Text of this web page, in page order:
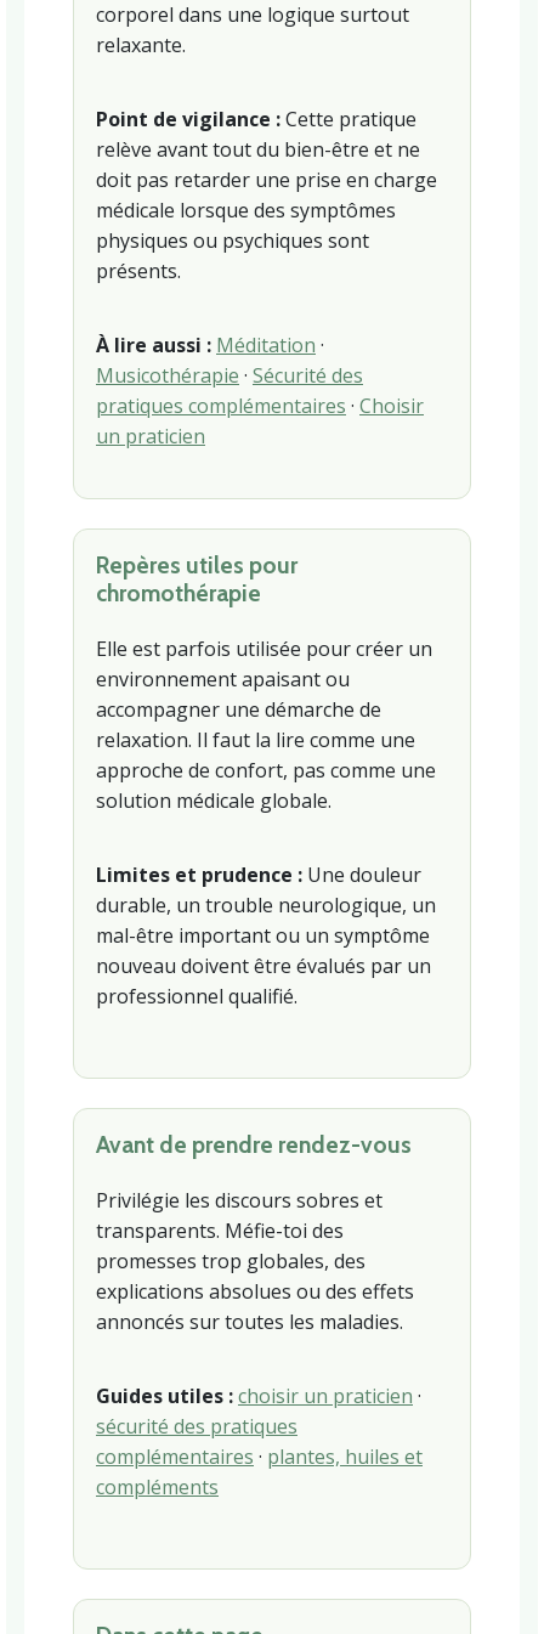
corporel dans une logique surtout
relaxante.
Point de vigilance :Cette pratique
relève avant tout du bien-être et ne
doit pas retarder une prise en charge
médicale lorsque des symptômes
physiques ou psychiques sont
présents.
À lire aussi : Méditation ·
Musicothérapie · Sécurité des
pratiques complémentaires · Choisir
un praticien
Repères utiles pour
chromothérapie
Elle est parfois utilisée pour créer un
environnement apaisant ou
accompagner une démarche de
relaxation. Il faut la lire comme une
approche de confort, pas comme une
solution médicale globale.
Limites et prudence : Une douleur
durable, un trouble neurologique, un
mal-être important ou un symptôme
nouveau doivent être évalués par un
professionnel qualifié.
Avant de prendre rendez-vous
Privilégie les discours sobres et
transparents. Méfie-toi des
promesses trop globales, des
explications absolues ou des effets
annoncés sur toutes les maladies.
Guides utiles :choisir un praticien ·
sécurité des pratiques
complémentaires · plantes, huiles et
compléments